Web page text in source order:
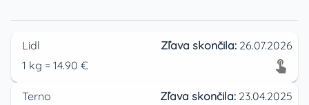
Lidl Zľava skončila: 26.07.2026
1 kg = 14.90 €
Terno Zľava skončila: 23.04.2025